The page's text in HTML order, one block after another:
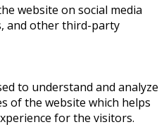
website on social media
and other third-party
to understand and analyze
of the website which helps
for the visitors.